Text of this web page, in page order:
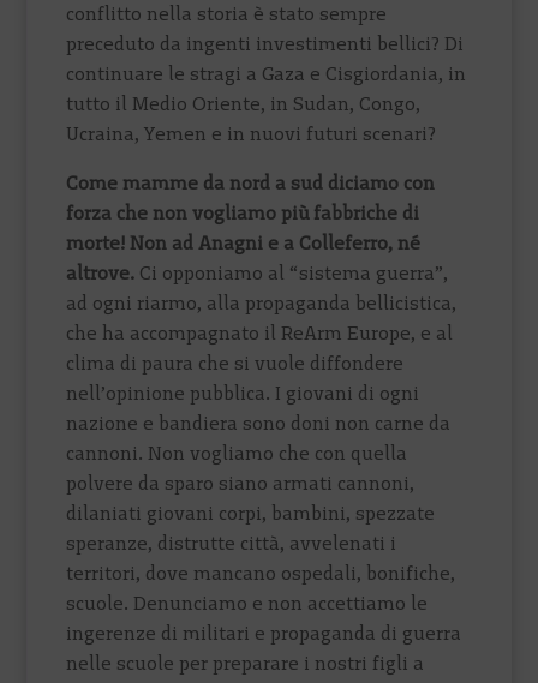
conflitto nella storia è stato sempre
preceduto da ingenti investimenti bellici? Di
continuare le stragi a Gaza e Cisgiordania, in
tutto il Medio Oriente, in Sudan, Congo,
Ucraina, Yemen e in nuovi futuri scenari?
Come mamme da nord a sud diciamo con
forza che non vogliamo più fabbriche di
morte! Non ad Anagni e a Colleferro, né
altrove. Ci opponiamo al “sistema guerra”,
ad ogni riarmo, alla propaganda bellicistica,
che ha accompagnato il ReArm Europe, e al
clima di paura che si vuole diffondere
nell’opinione pubblica. I giovani di ogni
nazione e bandiera sono doni non carne da
cannoni. Non vogliamo che con quella
polvere da sparo siano armati cannoni,
dilaniati giovani corpi, bambini, spezzate
speranze, distrutte città, avvelenati i
territori, dove mancano ospedali, bonifiche,
scuole. Denunciamo e non accettiamo le
ingerenze di militari e propaganda di guerra
nelle scuole per preparare i nostri figli a